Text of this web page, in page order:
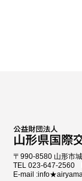
〒990-8580 山形市
TEL 023-647-2560
E-mail